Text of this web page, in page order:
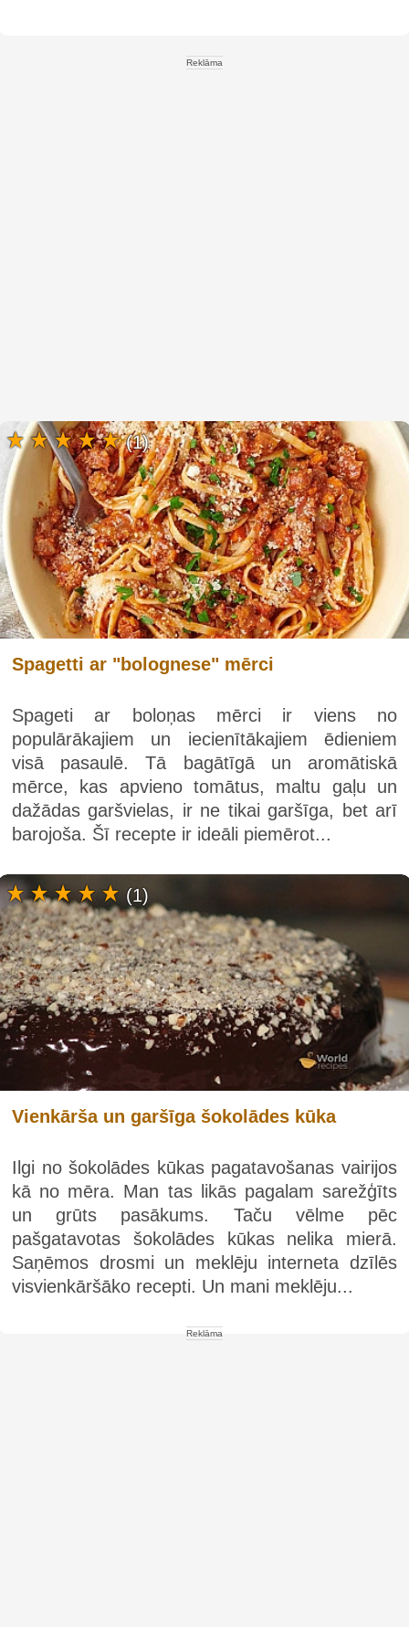
Reklāma
Spagetti ar "bolognese" mērci
Spageti ar boloņas mērci ir viens no
populārākajiem un iecienītākajiem ēdieniem
visā pasaulē. Tā bagātīgā un aromātiskā
mērce, kas apvieno tomātus, maltu gaļu un
dažādas garšvielas, ir ne tikai garšīga, bet arī
barojoša. Šī recepte ir ideāli piemērot...
(1)
Vienkārša un garšīga šokolādes kūka
Ilgi no šokolādes kūkas pagatavošanas vairijos
kā no mēra. Man tas likās pagalam sarežģīts
un grūts pasākums. Taču vēlme pēc
pašgatavotas šokolādes kūkas nelika mierā.
Saņēmos drosmi un meklēju interneta dzīlēs
visvienkāršāko recepti. Un mani meklēju...
(1)
Reklāma